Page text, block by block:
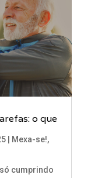
o que
| Mexa-se!,
cumprindo